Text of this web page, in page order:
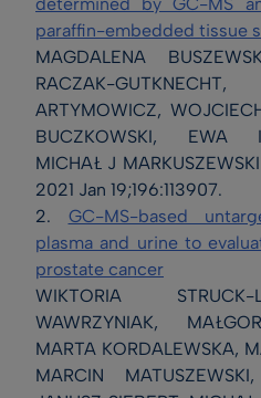
determined by GC-MS
paraffin-embedded tissue
MAGDALENA
RACZAK-
ARTYMOWICZ,
BUCZKOWSKI, EWA
MICHAŁ J
2021 Jan 19;196:113907.
2. GC-MS-based
plasma and urine to
prostate cancer
WIKTORIA
WAWRZYNIAK,
MARTA KORDALEWSKA,
MARCIN